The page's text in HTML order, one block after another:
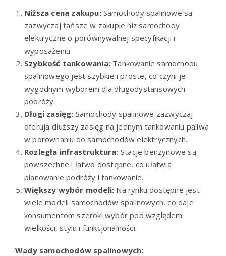
Niższa cena zakupu:Samochody spalinowe są
zazwyczaj tańsze w zakupie niż samochody
elektryczne o porównywalnej specyfikacji i
wyposażeniu.
Szybkość tankowania: Tankowanie samochodu
spalinowego jest szybkie i proste, co czyni je
wygodnym wyborem dla długodystansowych
podróży.
Długi zasięg: Samochody spalinowe zazwyczaj
oferują dłuższy zasięg na jednym tankowaniu paliwa
w porównaniu do samochodów elektrycznych.
Rozległa infrastruktura:Stacje benzynowe są
powszechne i łatwo dostępne, co ułatwia
planowanie podróży i tankowanie.
Większy wybór modeli: Na rynku dostępne jest
wiele modeli samochodów spalinowych, co daje
konsumentom szeroki wybór pod względem
wielkości, stylu i funkcjonalności.
Wady samochodów spalinowych: